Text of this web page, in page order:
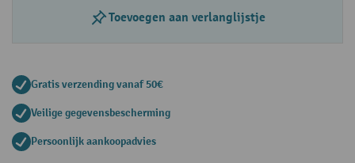
Toevoegen aan verlanglijstje
Gratis verzending vanaf 50€
Veilige gegevensbescherming
Persoonlijk aankoopadvies